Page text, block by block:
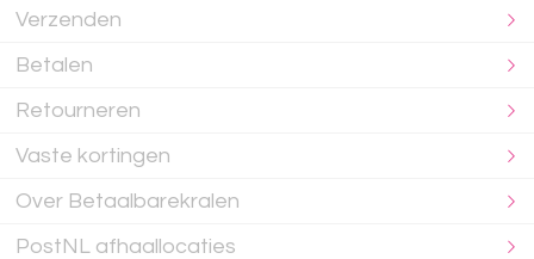
Verzenden
Betalen
Retourneren
Vaste kortingen
Over Betaalbarekralen
PostNL afhaallocaties